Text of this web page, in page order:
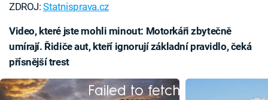
ZDROJ:Statnisprava.cz
Video, které jste mohli minout: Motorkáři zbytečně
umírají. Řidiče aut, kteří ignorují základní pravidlo, čeká
přísnější trest
Failed to fetch